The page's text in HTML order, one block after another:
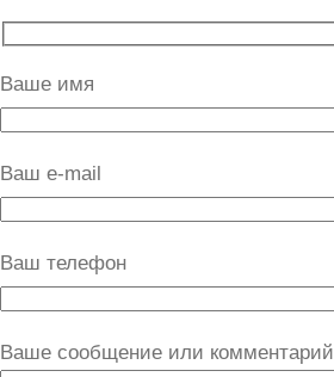
Ваше имя
Ваш e-mail
Ваш телефон
Ваше сообщение или комментарий